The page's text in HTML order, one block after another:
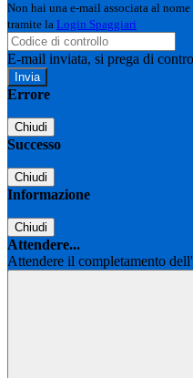
Non hai una e-mail associata al
tramite la Login Spaggiari
E-mail inviata, si prega di
Errore
Chiudi
Successo
Chiudi
Informazione
Chiudi
Attendere...
Attendere il completamento